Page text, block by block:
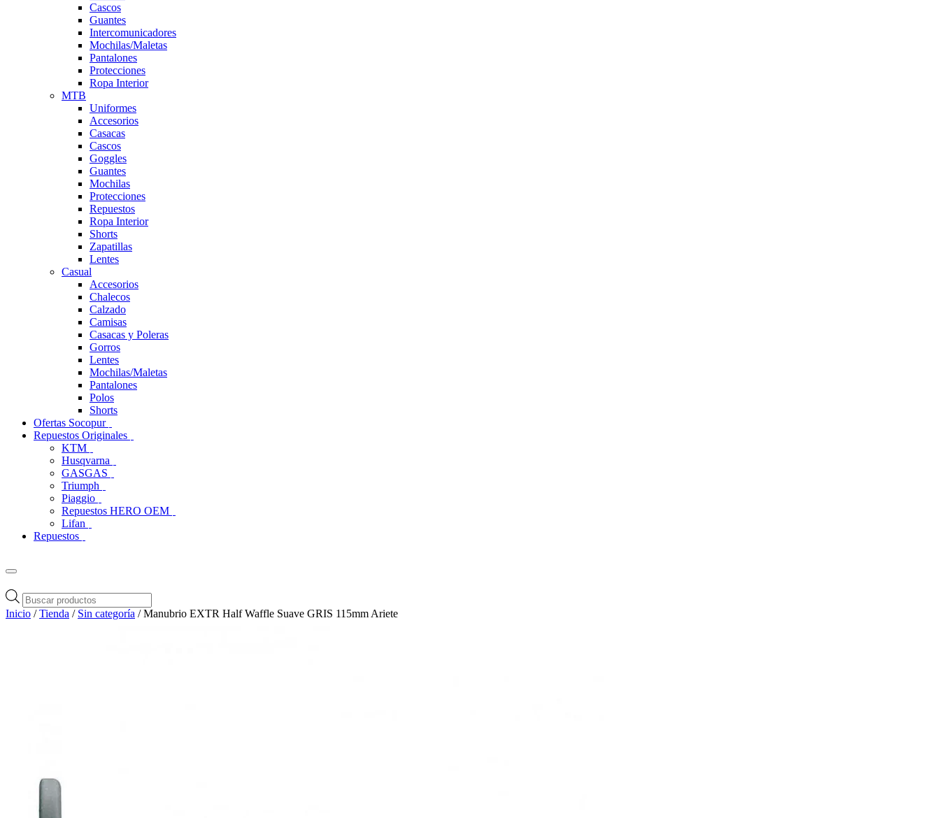
Cascos
Guantes
Intercomunicadores
Mochilas/Maletas
Pantalones
Protecciones
Ropa Interior
MTB
Uniformes
Accesorios
Casacas
Cascos
Goggles
Guantes
Mochilas
Protecciones
Repuestos
Ropa Interior
Shorts
Zapatillas
Lentes
Casual
Accesorios
Chalecos
Calzado
Camisas
Casacas y Poleras
Gorros
Lentes
Mochilas/Maletas
Pantalones
Polos
Shorts
Ofertas Socopur
Repuestos Originales
KTM
Husqvarna
GASGAS
Triumph
Piaggio
Repuestos HERO OEM
Lifan
Repuestos
Búsqueda
de
productos
Inicio /Tienda / Sin categoría / Manubrio EXTR Half Waffle Suave GRIS 115mm Ariete